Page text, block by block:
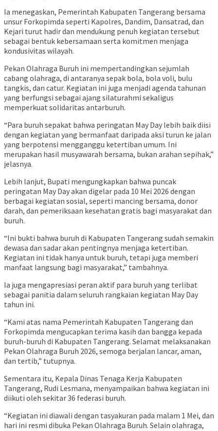
Ia menegaskan, Pemerintah Kabupaten Tangerang bersama
unsur Forkopimda seperti Kapolres, Dandim, Dansatrad, dan
Kejari turut hadir dan mendukung penuh kegiatan tersebut
sebagai bentuk kebersamaan serta komitmen menjaga
kondusivitas wilayah.
Pekan Olahraga Buruh ini mempertandingkan sejumlah
cabang olahraga, di antaranya sepak bola, bola voli, bulu
tangkis, dan catur. Kegiatan ini juga menjadi agenda tahunan
yang berfungsi sebagai ajang silaturahmi sekaligus
memperkuat solidaritas antarburuh.
“Para buruh sepakat bahwa peringatan May Day lebih baik diisi
dengan kegiatan yang bermanfaat daripada aksi turun ke jalan
yang berpotensi mengganggu ketertiban umum. Ini
merupakan hasil musyawarah bersama, bukan arahan sepihak,”
jelasnya.
Lebih lanjut, Bupati mengungkapkan bahwa puncak
peringatan May Day akan digelar pada 10 Mei 2026 dengan
berbagai kegiatan sosial, seperti mancing bersama, donor
darah, dan pemeriksaan kesehatan gratis bagi masyarakat dan
buruh.
“Ini bukti bahwa buruh di Kabupaten Tangerang sudah semakin
dewasa dan sadar akan pentingnya menjaga ketertiban.
Kegiatan ini tidak hanya untuk buruh, tetapi juga memberi
manfaat langsung bagi masyarakat,” tambahnya.
Ia juga mengapresiasi peran aktif para buruh yang terlibat
sebagai panitia dalam seluruh rangkaian kegiatan May Day
tahun ini.
“Kami atas nama Pemerintah Kabupaten Tangerang dan
Forkopimda mengucapkan terima kasih dan bangga kepada
buruh-buruh di Kabupaten Tangerang. Selamat melaksanakan
Pekan Olahraga Buruh 2026, semoga berjalan lancar, aman,
dan tertib,” tutupnya.
Sementara itu, Kepala Dinas Tenaga Kerja Kabupaten
Tangerang, Rudi Lesmana, menyampaikan bahwa kegiatan ini
diikuti oleh sekitar 36 federasi buruh.
“Kegiatan ini diawali dengan tasyakuran pada malam 1 Mei, dan
hari ini resmi dibuka Pekan Olahraga Buruh. Selain olahraga,